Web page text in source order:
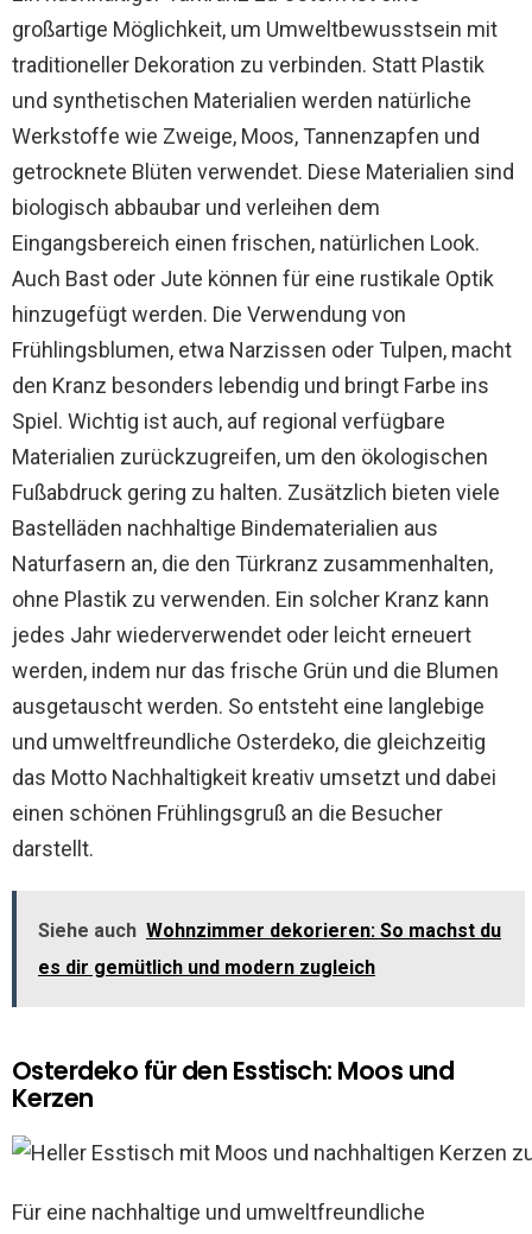
großartige Möglichkeit, um Umweltbewusstsein mit
traditioneller Dekoration zu verbinden. Statt Plastik
und synthetischen Materialien werden natürliche
Werkstoffe wie Zweige, Moos, Tannenzapfen und
getrocknete Blüten verwendet. Diese Materialien sind
biologisch abbaubar und verleihen dem
Eingangsbereich einen frischen, natürlichen Look.
Auch Bast oder Jute können für eine rustikale Optik
hinzugefügt werden. Die Verwendung von
Frühlingsblumen, etwa Narzissen oder Tulpen, macht
den Kranz besonders lebendig und bringt Farbe ins
Spiel. Wichtig ist auch, auf regional verfügbare
Materialien zurückzugreifen, um den ökologischen
Fußabdruck gering zu halten. Zusätzlich bieten viele
Bastelläden nachhaltige Bindematerialien aus
Naturfasern an, die den Türkranz zusammenhalten,
ohne Plastik zu verwenden. Ein solcher Kranz kann
jedes Jahr wiederverwendet oder leicht erneuert
werden, indem nur das frische Grün und die Blumen
ausgetauscht werden. So entsteht eine langlebige
und umweltfreundliche Osterdeko, die gleichzeitig
das Motto Nachhaltigkeit kreativ umsetzt und dabei
einen schönen Frühlingsgruß an die Besucher
darstellt.
Siehe auch Wohnzimmer dekorieren: So machst du
es dir gemütlich und modern zugleich
Osterdeko für den Esstisch: Moos und
Kerzen
Für eine nachhaltige und umweltfreundliche